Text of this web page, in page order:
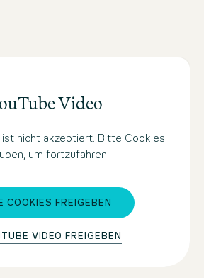
Video
ist nicht akzeptiert. Bitte Cookies
um fortzufahren.
COOKIES FREIGEBEN
VIDEO FREIGEBEN